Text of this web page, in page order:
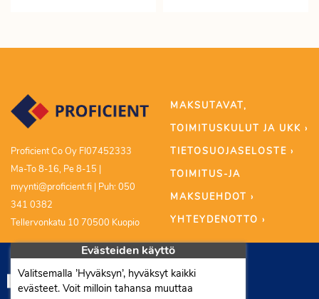
Proficient Co Oy FI07452333
Ma-To 8-16, Pe 8-15 |
myynti@proficient.fi | Puh: 050
341 0382
Tellervonkatu 10 70500 Kuopio
MAKSUTAVAT,
TOIMITUSKULUT JA UKK ›
TIETOSUOJASELOSTE ›
TOIMITUS-JA
MAKSUEHDOT ›
YHTEYDENOTTO ›
Evästeiden käyttö
Valitsemalla ’Hyväksyn’, hyväksyt kaikki
evästeet. Voit milloin tahansa muuttaa